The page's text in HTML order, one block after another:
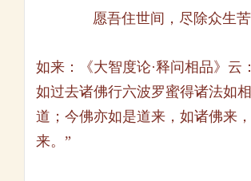
愿吾住世间，尽除众生苦
如来：《大智度论·释问相品》云
如过去诸佛行六波罗蜜得诸法如
道；今佛亦如是道来，如诸佛来
来。”